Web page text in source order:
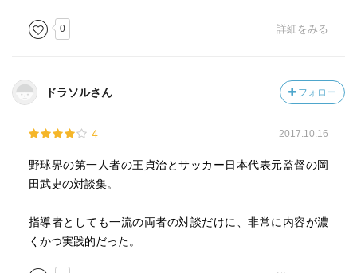
0 詳細をみる
ドラソルさん フォロー
4 2017.10.16
野球界の第一人者の王貞治とサッカー日本代表元監督の岡
田武史の対談集。
指導者としても一流の両者の対談だけに、非常に内容が濃
くかつ実践的だった。